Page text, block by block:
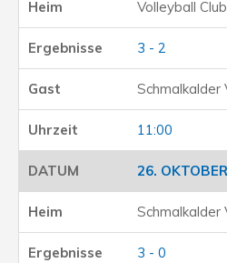
Volleyball
3 - 2
Schmalkalder
11:00
26.
Schmalkalder
3 - 0